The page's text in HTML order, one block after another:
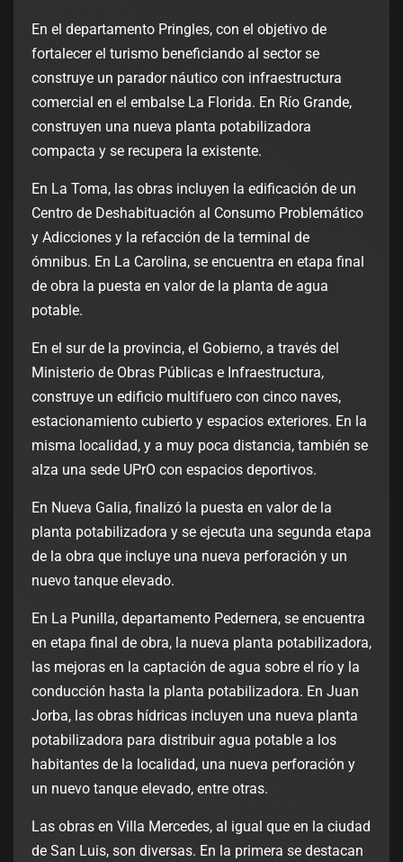
En el departamento Pringles, con el objetivo de
fortalecer el turismo beneficiando al sector se
construye un parador náutico con infraestructura
comercial en el embalse La Florida. En Río Grande,
construyen una nueva planta potabilizadora
compacta y se recupera la existente.
En La Toma, las obras incluyen la edificación de un
Centro de Deshabituación al Consumo Problemático
y Adicciones y la refacción de la terminal de
ómnibus. En La Carolina, se encuentra en etapa final
de obra la puesta en valor de la planta de agua
potable.
En el sur de la provincia, el Gobierno, a través del
Ministerio de Obras Públicas e Infraestructura,
construye un edificio multifuero con cinco naves,
estacionamiento cubierto y espacios exteriores. En la
misma localidad, y a muy poca distancia, también se
alza una sede UPrO con espacios deportivos.
En Nueva Galia, finalizó la puesta en valor de la
planta potabilizadora y se ejecuta una segunda etapa
de la obra que incluye una nueva perforación y un
nuevo tanque elevado.
En La Punilla, departamento Pedernera, se encuentra
en etapa final de obra, la nueva planta potabilizadora,
las mejoras en la captación de agua sobre el río y la
conducción hasta la planta potabilizadora. En Juan
Jorba, las obras hídricas incluyen una nueva planta
potabilizadora para distribuir agua potable a los
habitantes de la localidad, una nueva perforación y
un nuevo tanque elevado, entre otras.
Las obras en Villa Mercedes, al igual que en la ciudad
de San Luis, son diversas. En la primera se destacan